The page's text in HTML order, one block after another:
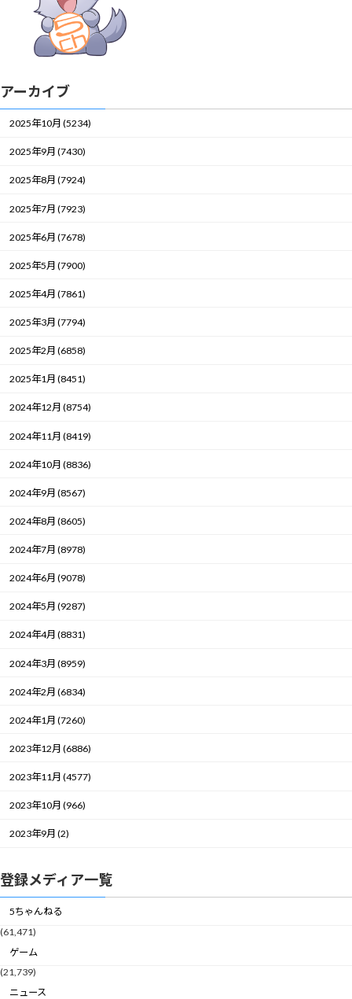
アーカイブ
2025年10月 (5234)
2025年9月 (7430)
2025年8月 (7924)
2025年7月 (7923)
2025年6月 (7678)
2025年5月 (7900)
2025年4月 (7861)
2025年3月 (7794)
2025年2月 (6858)
2025年1月 (8451)
2024年12月 (8754)
2024年11月 (8419)
2024年10月 (8836)
2024年9月 (8567)
2024年8月 (8605)
2024年7月 (8978)
2024年6月 (9078)
2024年5月 (9287)
2024年4月 (8831)
2024年3月 (8959)
2024年2月 (6834)
2024年1月 (7260)
2023年12月 (6886)
2023年11月 (4577)
2023年10月 (966)
2023年9月 (2)
登録メディア一覧
5ちゃんねる
(61,471)
ゲーム
(21,739)
ニュース